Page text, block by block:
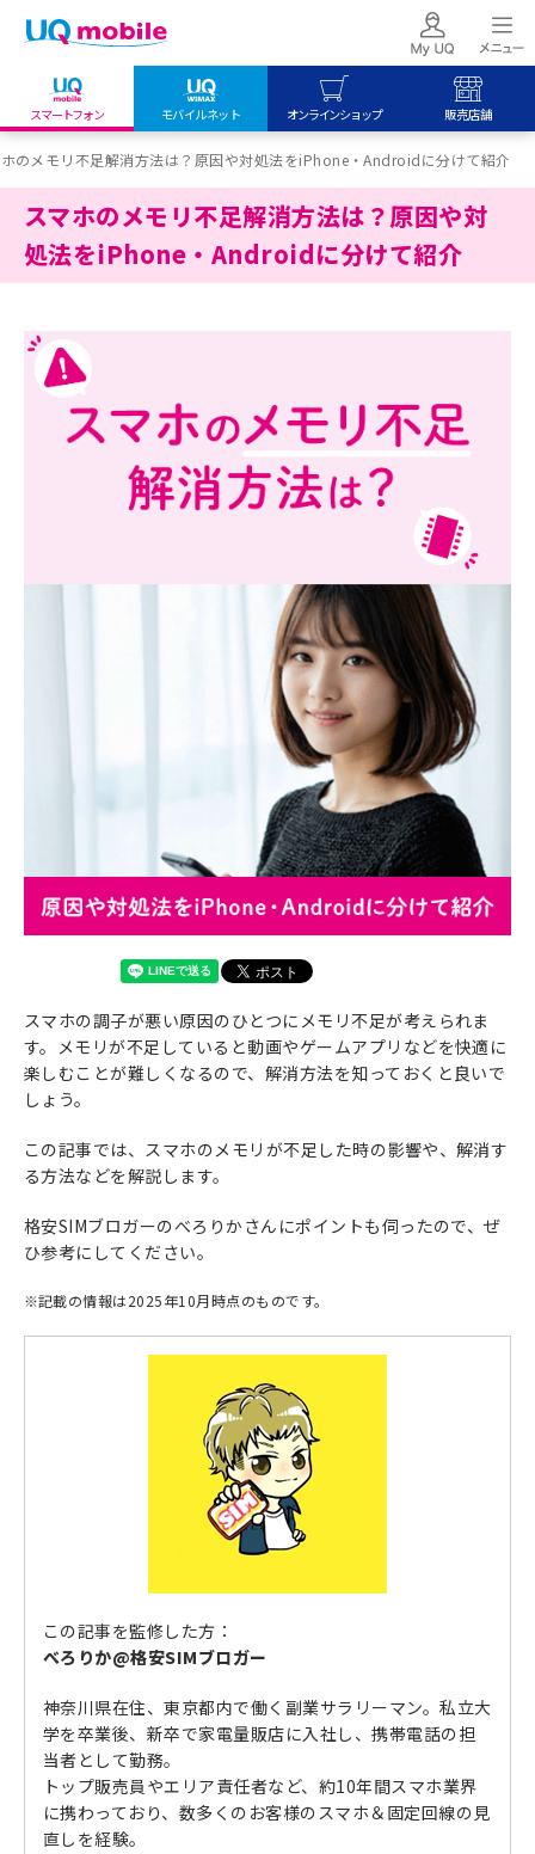
スマートフォン モバイルネット オンラインショップ 販売店舗
my UQ WiMAX
UQ WiMAX ご契約の方
My UQ mobile
UQ mobile ご契約の方
UQ mobile
オンラインショップ
UQ WiMAX
オンラインショップ
UQ mobile
販売店舗
UQ WiMAX
販売店舗
のメモリ不足解消方法は？原因や対処法をiPhone・Androidに分けて紹介
スマホのメモリ不足解消方法は？原因や対
処法をiPhone・Androidに分けて紹介
スマホの調子が悪い原因のひとつにメモリ不足が考えられま
す。メモリが不足していると動画やゲームアプリなどを快適に
楽しむことが難しくなるので、解消方法を知っておくと良いで
しょう。
この記事では、スマホのメモリが不足した時の影響や、解消す
る方法などを解説します。
格安SIMブロガーのべろりかさんにポイントも伺ったので、ぜ
ひ参考にしてください。
※記載の情報は2025年10月時点のものです。
この記事を監修した方：
べろりか@格安SIMブロガー
神奈川県在住、東京都内で働く副業サラリーマン。私立大
学を卒業後、新卒で家電量販店に入社し、携帯電話の担
当者として勤務。
トップ販売員やエリア責任者など、約10年間スマホ業界
に携わっており、数多くのお客様のスマホ＆固定回線の見
直しを経験。